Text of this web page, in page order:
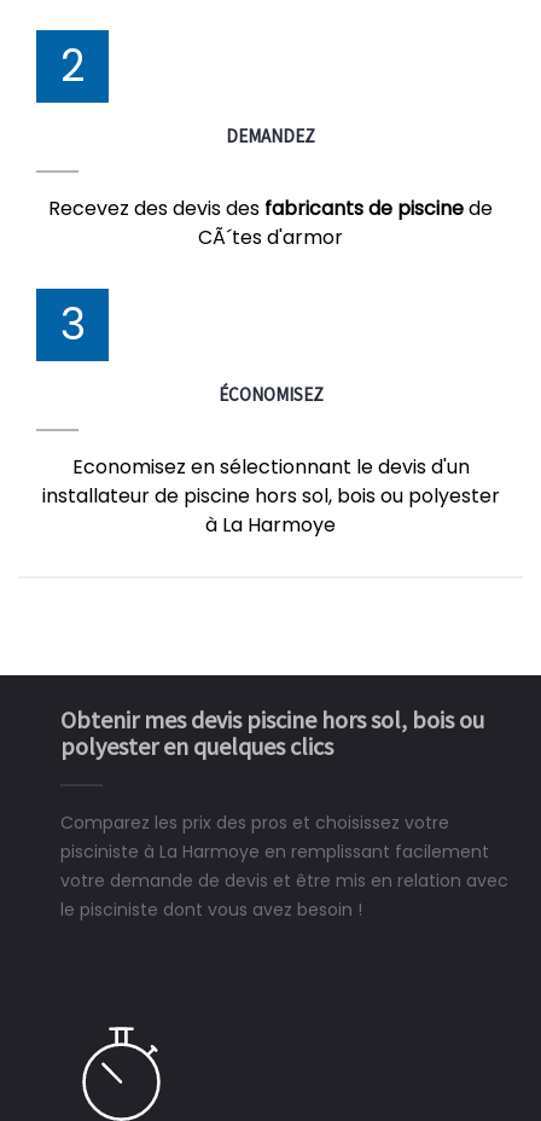
2
DEMANDEZ
Recevez des devis des fabricants de piscinede
CÃ´tes d'armor
3
ÉCONOMISEZ
Economisez en sélectionnant le devis d'un
installateur de piscine hors sol, bois ou polyester
à La Harmoye
Obtenir mes devis piscine hors sol, bois ou
polyester en quelques clics
Comparez les prix des pros et choisissez votre
pisciniste à La Harmoye en remplissant facilement
votre demande de devis et être mis en relation avec
le pisciniste dont vous avez besoin !